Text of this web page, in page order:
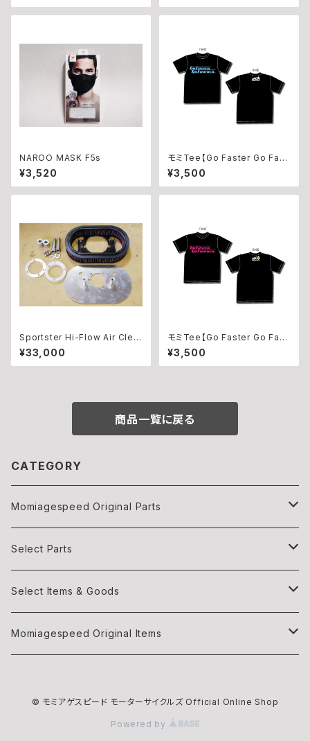
NAROO MASK F5s
¥3,520
モミTee【Go Faster Go Fart
her】Light Blue
¥3,500
Sportster Hi-Flow Air Clea
ner Kit For CV Carburetor
¥33,000
モミTee【Go Faster Go Fart
her】Hot Pink
¥3,500
商品一覧に戻る
CATEGORY
Momiagespeed Original Parts
Light
Body parts
Exhaust
Select Parts
Light
Body parts
Select Items & Goods
Books
Momiagespeed Original Items
© モミアゲスピード モーターサイクルズ Official Online Shop
Powered by